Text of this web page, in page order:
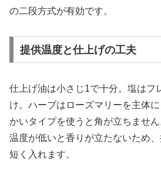
の二段方式が有効です。
提供温度と仕上げの工夫
仕上げ油は小さじ1で十分。塩はフ
け。ハーブはローズマリーを主体
かいタイプを使うと角が立ちません
温度が低いと香りが立たないため
短く入れます。